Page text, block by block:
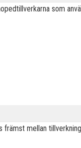
som
främst mellan